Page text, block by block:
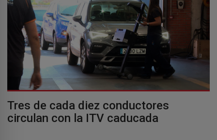
Tres de cada diez conductores
circulan con la ITV caducada